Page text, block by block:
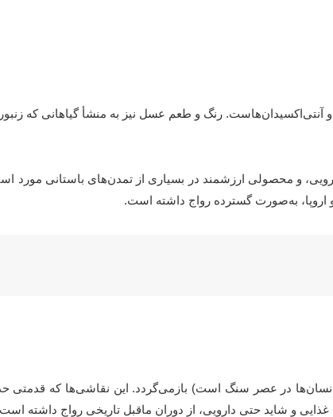
آنتی‌اکسیدان‌هاست. رنگ و طعم عسل نیز به منشأ گیاهانی که
و محصولی ارزشمند در بسیاری از تمدن‌های باستانی مورد
اروپا، به‌صورت گسترده رواج داشته است.
و شاید حتی دارویی، از دوران ماقبل تاریخی رواج داشته